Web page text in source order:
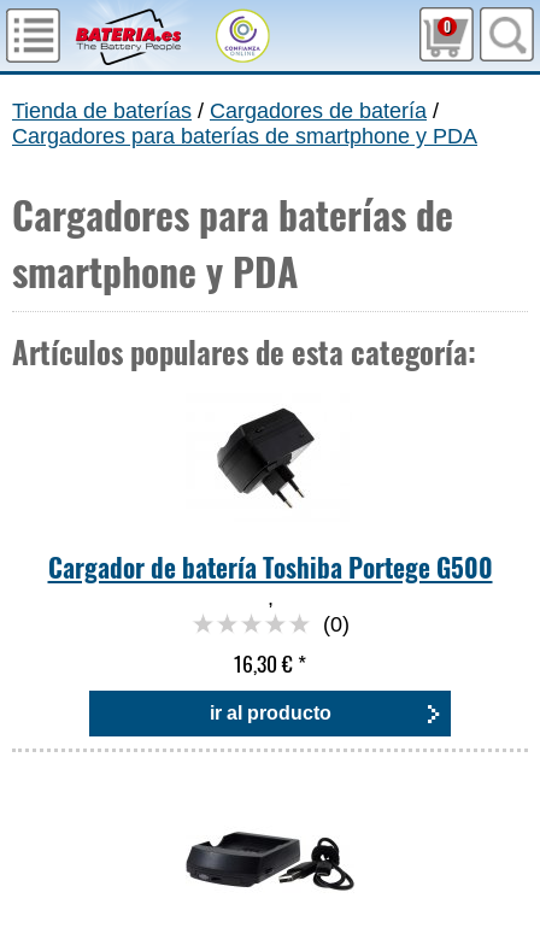
0
Tienda de baterías / Cargadores de batería /
Cargadores para baterías de smartphone y PDA
Cargadores para baterías de
smartphone y PDA
Artículos populares de esta categoría:
Cargador de batería Toshiba Portege G500
,
(0)
16,30 €*
ir al producto